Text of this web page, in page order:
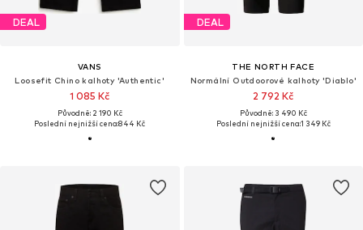
DEAL
VANS
Loosefit Chino kalhoty 'Authentic'
1 085 Kč
Původně: 2 190 Kč
Poslední nejnižší cena:844 Kč
DEAL
THE NORTH FACE
Normální Outdoorové kalhoty 'Diablo'
2 792 Kč
Původně: 3 490 Kč
Poslední nejnižší cena:1 349 Kč